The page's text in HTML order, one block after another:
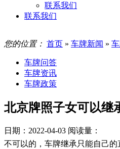
联系我们
联系我们
您的位置： 首页 » 车牌新闻 »
车牌问答
车牌资讯
车牌政策
北京牌照子女可以继
日期：2022-04-03 阅读量：
不可以的，车牌继承只能自己的